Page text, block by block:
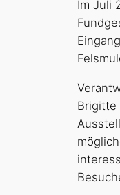
Im Juli
Brigitte